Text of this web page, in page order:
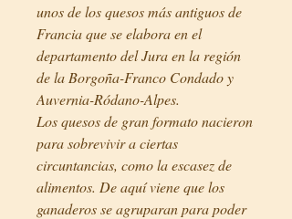
unos de los quesos más antiguos de
Francia que se elabora en el
departamento del Jura en la región
de la Borgoña-Franco Condado y
Auvernia-Ródano-Alpes.
Los quesos de gran formato nacieron
para sobrevivir a ciertas
circuntancias, como la escasez de
alimentos. De aquí viene que los
ganaderos se agruparan para poder